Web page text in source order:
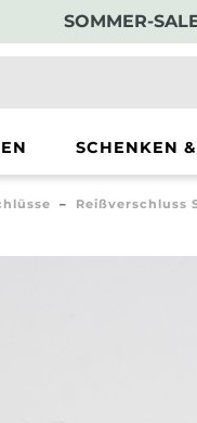
SOMMER-
SCHENKEN
Reißverschluss